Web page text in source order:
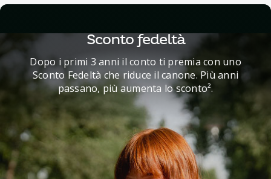
Sconto fedeltà
Dopo i primi 3 anni il conto ti premia con uno
Sconto Fedeltà che riduce il canone. Più anni
passano, più aumenta lo sconto².